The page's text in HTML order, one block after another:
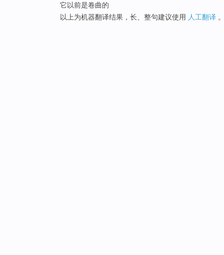
它以前是卷曲的
以上为机器翻译结果，长、整句建议使用 人工翻译